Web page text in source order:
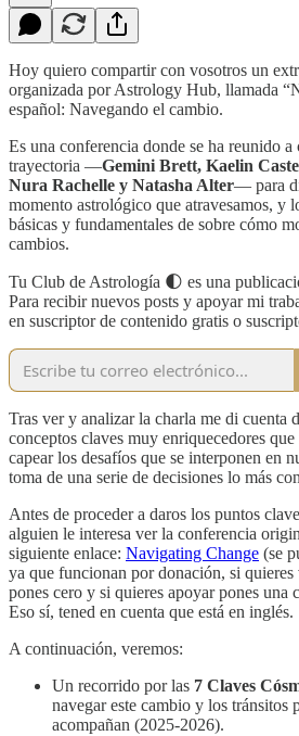
Hoy quiero compartir con vosotros un
organizada por Astrology Hub, llamada
español: Navegando el cambio.
Es una conferencia donde se ha reunido
trayectoria —Gemini Brett, Kaelin
Nura Rachelle y Natasha Alter— para
momento astrológico que atravesamos, y
básicas y fundamentales de sobre cómo
cambios.
Tu Club de Astrología 🌓 es una
Para recibir nuevos posts y apoyar mi
en suscriptor de contenido gratis o
Tras ver y analizar la charla me di cuenta
conceptos claves muy enriquecedores
capear los desafíos que se interponen en
toma de una serie de decisiones lo más
Antes de proceder a daros los puntos
alguien le interesa ver la conferencia
siguiente enlace: Navigating Change (se
ya que funcionan por donación, si
pones cero y si quieres apoyar pones una
Eso sí, tened en cuenta que está en inglés.
A continuación, veremos:
Un recorrido por las 7 Claves
navegar este cambio y los tránsitos
acompañan (2025-2026).